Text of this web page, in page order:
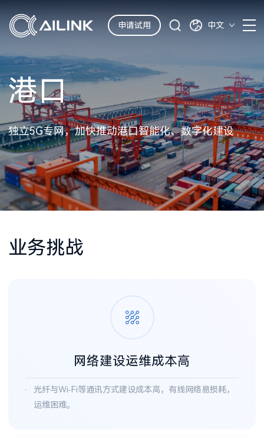
申请试用 中文
港口
独立5G专网，加快推动港口智能化、数字化建设
业务挑战
网络建设运维成本高
光纤与Wi-Fi等通讯方式建设成本高，有线网络易损耗，
运维困难。